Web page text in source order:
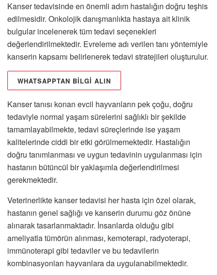
Kanser tedavisinde en önemli adım hastalığın doğru teşhis
edilmesidir. Onkolojik danışmanlıkta hastaya ait klinik
bulgular incelenerek tüm tedavi seçenekleri
değerlendirilmektedir. Evreleme adı verilen tanı yöntemiyle
kanserin kapsamı belirlenerek tedavi stratejileri oluşturulur.
WHATSAPPTAN BİLGİ ALIN
Kanser tanısı konan evcil hayvanların pek çoğu, doğru
tedaviyle normal yaşam sürelerini sağlıklı bir şekilde
tamamlayabilmekte, tedavi süreçlerinde ise yaşam
kalitelerinde ciddi bir etki görülmemektedir. Hastalığın
doğru tanımlanması ve uygun tedavinin uygulanması için
hastanın bütüncül bir yaklaşımla değerlendirilmesi
gerekmektedir.
Veterinerlikte kanser tedavisi her hasta için özel olarak,
hastanın genel sağlığı ve kanserin durumu göz önüne
alınarak tasarlanmaktadır. İnsanlarda olduğu gibi
ameliyatla tümörün alınması, kemoterapi, radyoterapi,
immünoterapi gibi tedaviler ve bu tedavilerin
kombinasyonları hayvanlara da uygulanabilmektedir.